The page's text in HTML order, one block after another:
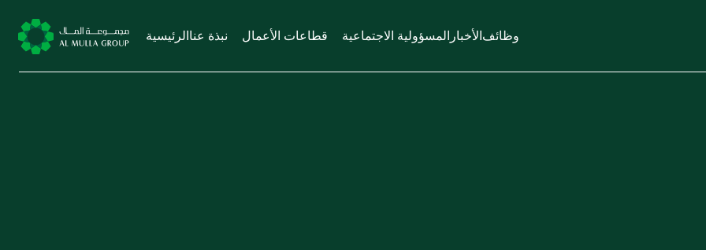
الرئيسية نبذة عنا قطاعات الأعمال المسؤولية الاجتماعية الأخبار وظائف